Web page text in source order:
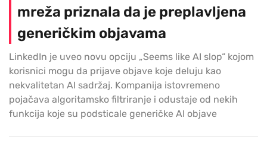
mreža priznala da je preplavljena
generičkim objavama
LinkedIn je uveo novu opciju „Seems like AI slop“ kojom
korisnici mogu da prijave objave koje deluju kao
nekvalitetan AI sadržaj. Kompanija istovremeno
pojačava algoritamsko filtriranje i odustaje od nekih
funkcija koje su podsticale generičke AI objave